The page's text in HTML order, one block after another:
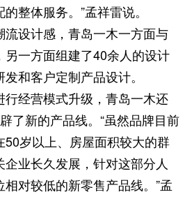
整体服务。”孟祥雷说。
流设计感，青岛一木一方面与
另一方面组建了40余人的设计
和客户定制产品设计。
行经营模式升级，青岛一木还
了新的产品线。“虽然品牌目前
50岁以上、房屋面积较大的群
业长久发展，针对这部分人
对较低的新零售产品线。”孟